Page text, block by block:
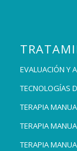
EVALUACIÓN Y
TECNOLOGÍAS
TERAPIA
TERAPIA
TERAPIA